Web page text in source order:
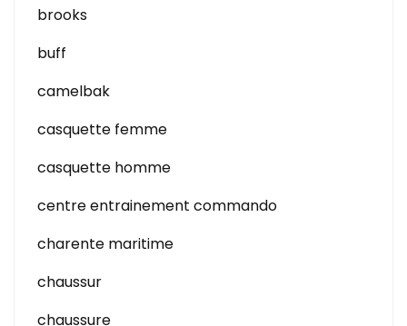
brooks
buff
camelbak
casquette femme
casquette homme
centre entrainement commando
charente maritime
chaussur
chaussure